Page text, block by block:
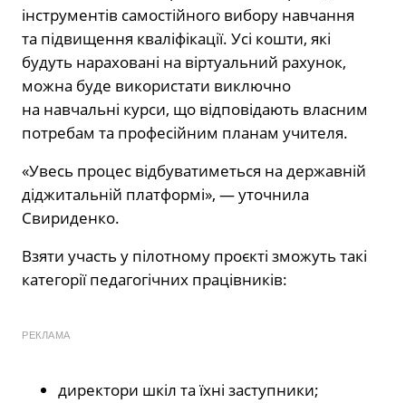
інструментів самостійного вибору навчання
та підвищення кваліфікації. Усі кошти, які
будуть нараховані на віртуальний рахунок,
можна буде використати виключно
на навчальні курси, що відповідають власним
потребам та професійним планам учителя.
«Увесь процес відбуватиметься на державній
діджитальній платформі», — уточнила
Свириденко.
Взяти участь у пілотному проєкті зможуть такі
категорії педагогічних працівників:
РЕКЛАМА
директори шкіл та їхні заступники;